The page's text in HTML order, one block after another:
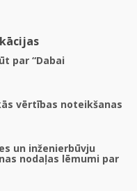
par “Dabai
vērtības noteikšanas
un inženierbūvju
nodaļas lēmumi par